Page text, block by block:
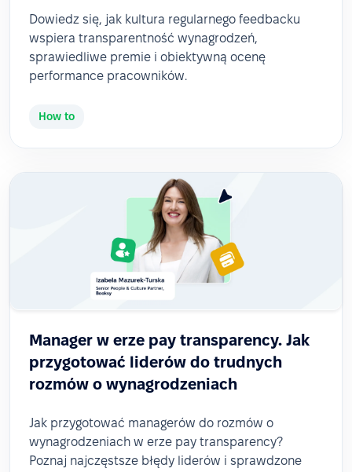
Dowiedz się, jak kultura regularnego feedbacku
wspiera transparentność wynagrodzeń,
sprawiedliwe premie i obiektywną ocenę
performance pracowników.
How to
Manager w erze pay transparency. Jak
przygotować liderów do trudnych
rozmów o wynagrodzeniach
Jak przygotować managerów do rozmów o
wynagrodzeniach w erze pay transparency?
Poznaj najczęstsze błędy liderów i sprawdzone